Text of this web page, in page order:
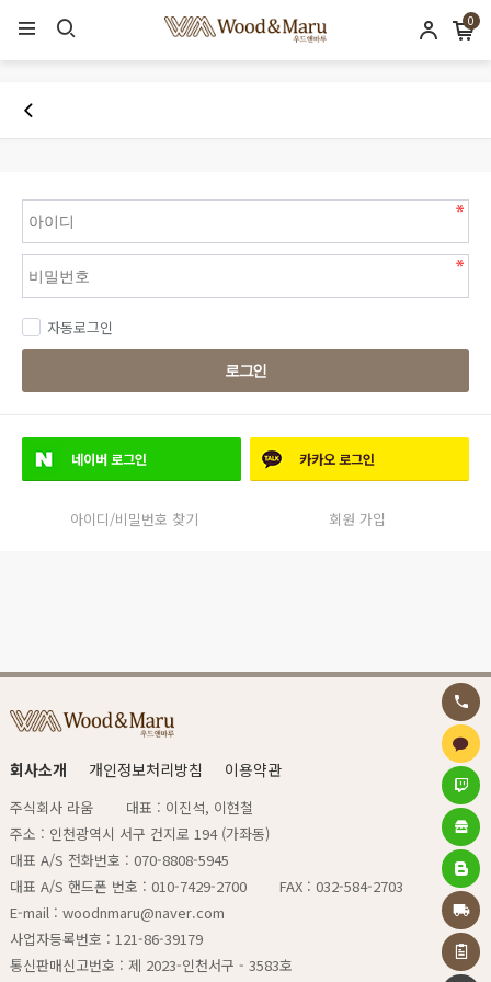
0
자동로그인
로그인
네이버로그인 카카오로그인
아이디/비밀번호 찾기 회원 가입
회사소개 개인정보처리방침 이용약관
주식회사 라움
대표 : 이진석, 이현철
주소 : 인천광역시 서구 건지로 194 (가좌동)
대표 A/S 전화번호 : 070-8808-5945
대표 A/S 핸드폰 번호 : 010-7429-2700
FAX : 032-584-2703
E-mail : woodnmaru@naver.com
사업자등록번호 : 121-86-39179
통신판매신고번호 : 제 2023-인천서구 - 3583호